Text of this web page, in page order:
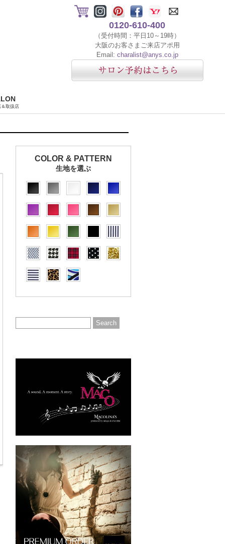
0120-610-400
（受付時間：平日10～19時）
大阪のお客さまご来店アポ用
Email: charalist@anys.co.jp
＆取扱店
COLOR & PATTERN
生地を選ぶ